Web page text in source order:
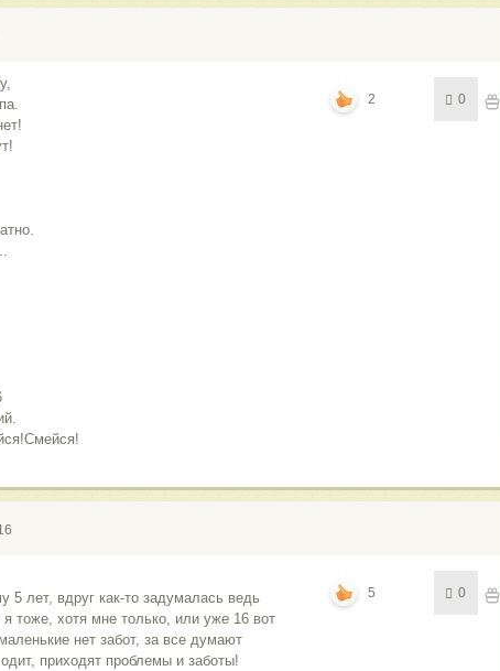
2 0
5 лет, вдруг как-то задумалась ведь
тоже, хотя мне только, или уже 16 вот
нет забот, за все думают
приходят проблемы и заботы!
5 0